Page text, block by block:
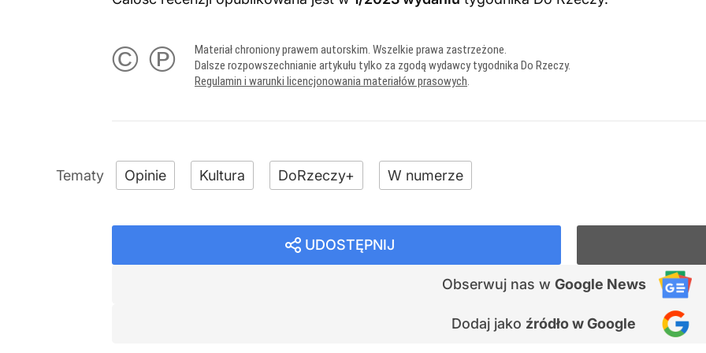
© ℗
Materiał chroniony prawem autorskim. Wszelkie prawa zastrzeżone.
Dalsze rozpowszechnianie artykułu tylko za zgodą wydawcy tygodnika Do Rzeczy.
Regulamin i warunki licencjonowania materiałów prasowych.
Opinie Kultura DoRzeczy+ W numerze
UDOSTĘPNIJ
Obserwuj nas w Google News
Dodaj jako źródło w Google